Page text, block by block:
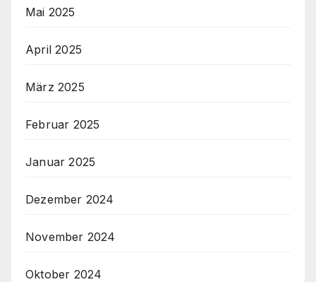
Mai 2025
April 2025
März 2025
Februar 2025
Januar 2025
Dezember 2024
November 2024
Oktober 2024